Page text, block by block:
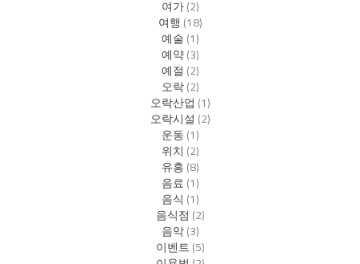
여가(2)
여행 (18)
예술(1)
예약(3)
예절 (2)
오락(2)
오락산업 (1)
오락시설 (2)
운동(1)
위치 (2)
유흥(8)
음료(1)
음식 (1)
음식점 (2)
음악(3)
이벤트(5)